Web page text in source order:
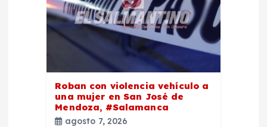
Roban con violencia vehículo a
una mujer en San José de
Mendoza, #Salamanca
agosto 7, 2026